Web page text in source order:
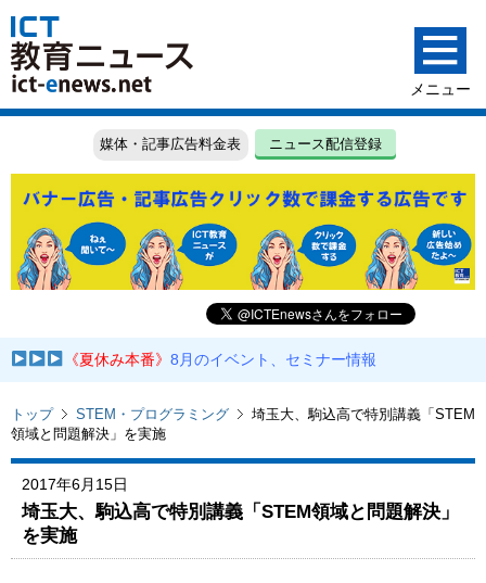
媒体・記事広告料金表 ニュース配信登録
《夏休み本番》8月のイベント、セミナー情報
トップ STEM・プログラミング
埼玉大、駒込高で特別講義「STEM
領域と問題解決」を実施
2017年6月15日
埼玉大、駒込高で特別講義「STEM領域と問題解決」
を実施